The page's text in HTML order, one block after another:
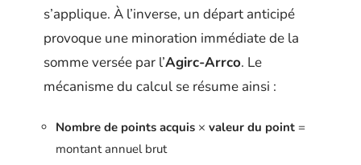
s’applique. À l’inverse, un départ anticipé
provoque une minoration immédiate de la
somme versée par l’Agirc-Arrco. Le
mécanisme du calcul se résume ainsi :
Nombre de points acquis × valeur du point =
montant annuel brut